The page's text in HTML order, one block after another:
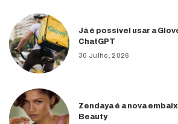
Já é possível usar a
ChatGPT
30 Julho, 2026
Zendaya é a nova
Beauty